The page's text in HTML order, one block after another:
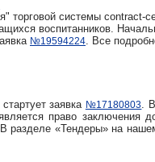
торговой системы contract-
воспитанников.
№19594224. Все
заявка №17180803.
право заключения
разделе «Тендеры» на